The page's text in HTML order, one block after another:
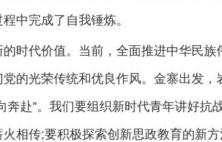
中完成了自我锤炼。
时代价值。当前，全面推进中华民族
的光荣传统和优良作风。金寨出发
奔赴”。我们要组织新时代青年讲好抗
相传;要积极探索创新思政教育的新